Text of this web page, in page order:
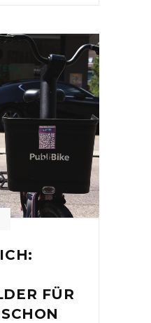
FÜR